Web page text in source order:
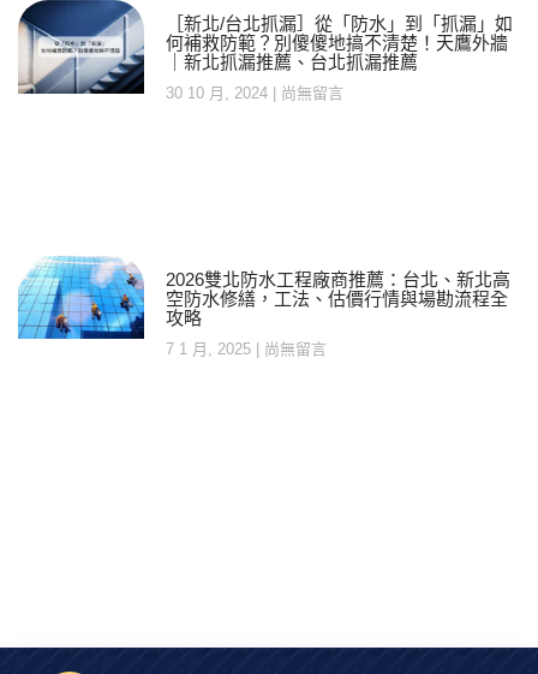
［新北/台北抓漏］從「防水」到「抓漏」如
何補救防範？別傻傻地搞不清楚！天鷹外牆
｜新北抓漏推薦、台北抓漏推薦
30 10 月, 2024 尚無留言
2026雙北防水工程廠商推薦：台北、新北高
空防水修繕，工法、估價行情與場勘流程全
攻略
7 1 月, 2025 尚無留言